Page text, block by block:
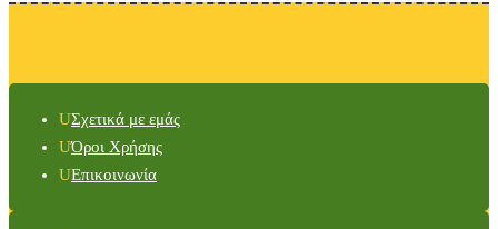
Σχετικά με εμάς
Όροι Χρήσης
Επικοινωνία